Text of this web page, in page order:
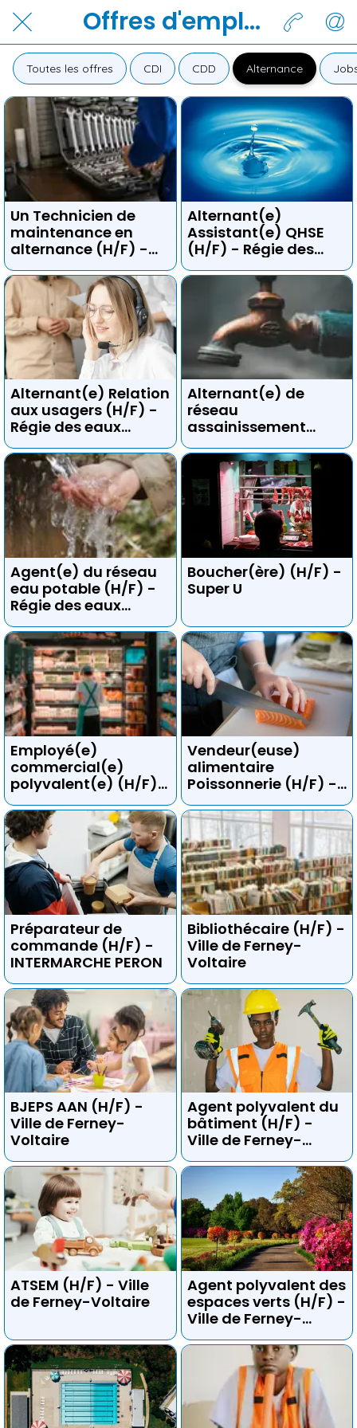
Offres d'emplois
Toutes les offres CDI CDD Alternance
Un Technicien de
maintenance en
alternance (H/F) -
Mont jura
Alternant(e)
Assistant(e) QHSE
(H/F) - Régie des
eaux gessiennes
Alternant(e) Relation
aux usagers (H/F) -
Régie des eaux
gessiennes
Alternant(e) de
réseau
assainissement
(H/F) - Régie des
eaux gessiennes
Agent(e) du réseau
eau potable (H/F) -
Régie des eaux
gessiennes
Boucher(ère) (H/F) -
Super U
Employé(e)
commercial(e)
polyvalent(e) (H/F) -
Super U
Vendeur(euse)
alimentaire
Poissonnerie (H/F) -
Super u
Préparateur de
commande (H/F) -
INTERMARCHE PERON
Bibliothécaire (H/F) -
Ville de Ferney-
Voltaire
BJEPS AAN (H/F) -
Ville de Ferney-
Voltaire
Agent polyvalent du
bâtiment (H/F) -
Ville de Ferney-
Voltaire
ATSEM (H/F) - Ville
de Ferney-Voltaire
Agent polyvalent des
espaces verts (H/F) -
Ville de Ferney-
Voltaire